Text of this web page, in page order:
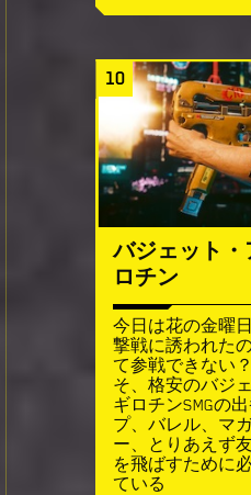
10
バジェット・
ロチン
今日は花の金曜
撃戦に誘われた
て参戦できない
そ、格安のバジ
ギロチンSMGの
プ、バレル、マ
ー、とりあえず
を飛ばすために
ている